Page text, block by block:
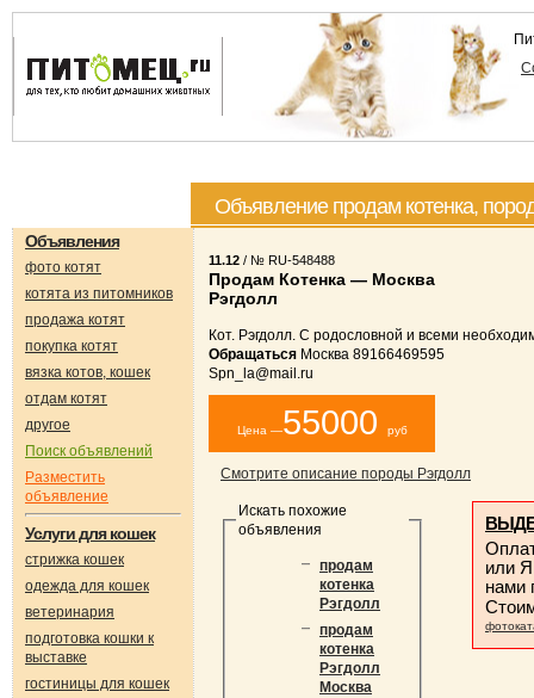
Объявление продам котенка,
Объявления
фото котят
котята из питомников
продажа котят
покупка котят
вязка котов, кошек
отдам котят
другое
Поиск объявлений
Разместить
объявление
Услуги для кошек
стрижка кошек
одежда для кошек
ветеринария
подготовка кошки к
выставке
гостиницы для кошек
11.12 / № RU-548488
Продам Котенка — Москва
Рэгдолл
Кот. Рэгдолл. С родословной и всеми
Обращаться Москва 89166469595
Spn_la@mail.ru
Цена —55000 руб
Смотрите описание породы Рэгдолл
Искать похожие
объявления
продам
котенка
Рэгдолл
продам
котенка
Рэгдолл
Москва
или
нами